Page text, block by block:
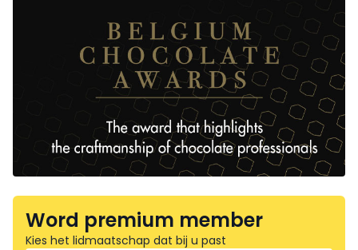
Word premium member
Kies het lidmaatschap dat bij u past